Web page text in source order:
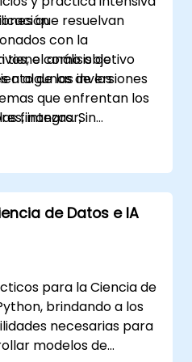
que resuelvan
con la
el análisis de
de las inversiones
integrar,
tiene como objetivo
a algunos de los
que enfrentan los
finanzas. Sin
o técnica en
en contactarnos para
de Datos e IA
para la Ciencia de
brindando a los
necesarias para
modelos de